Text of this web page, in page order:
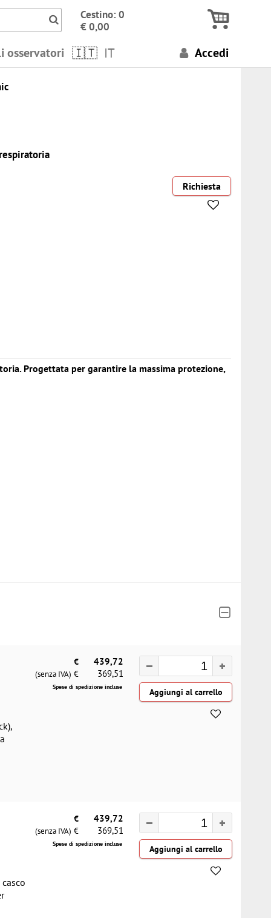
Icon Cerca numeri, termini..
Cestino: 0
€ 0,00
osservatori IT Accedi
Richiesta
Progettata per garantire la massima protezione,
€ 439,72
(senza IVA) € 369,51
Spese di spedizione incluse
€ 439,72
(senza IVA) € 369,51
Spese di spedizione incluse